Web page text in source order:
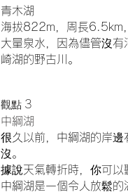
青木湖
海拔822m，周長6.5km
大量泉水，因為儘管沒
崎湖的野古川。
觀點 3
中綱湖
很久以前，中綱湖的岸
沒。
據說天氣轉折時，你可以
中綱湖是一個令人放鬆的